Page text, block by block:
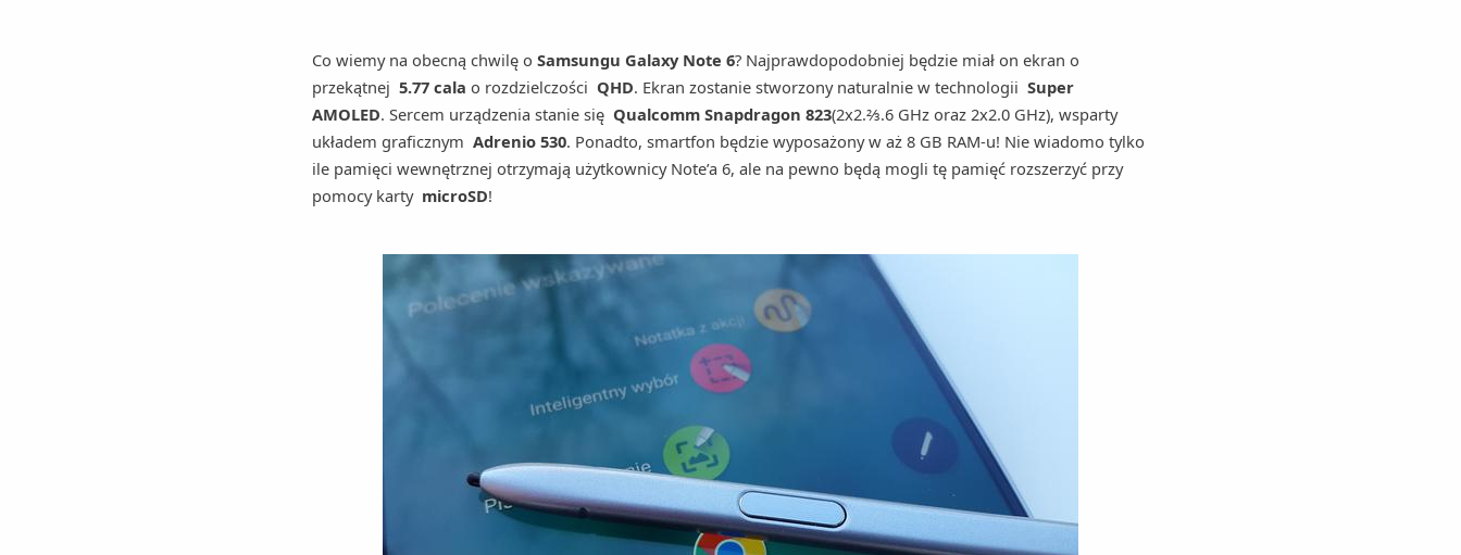
Co wiemy na obecną chwilę o Samsungu Galaxy Note 6? Najprawdopodobniej będzie miał on ekran o
przekątnej 5.77 cala o rozdzielczości QHD. Ekran zostanie stworzony naturalnie w technologii Super
AMOLED. Sercem urządzenia stanie się Qualcomm Snapdragon 823(2x2.⅔.6 GHz oraz 2x2.0 GHz), wsparty
układem graficznym Adrenio 530. Ponadto, smartfon będzie wyposażony w aż 8 GB RAM-u! Nie wiadomo tylko
ile pamięci wewnętrznej otrzymają użytkownicy Note’a 6, ale na pewno będą mogli tę pamięć rozszerzyć przy
pomocy karty microSD!